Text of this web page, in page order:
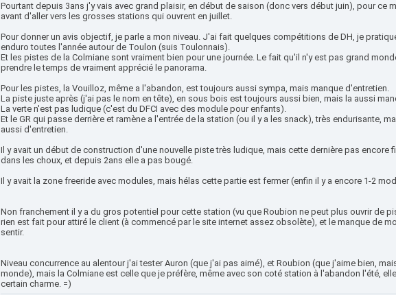
Pourtant depuis 3ans j'y vais avec grand plaisir, en début de saison (donc vers début juin), pour ce
avant d'aller vers les grosses stations qui ouvrent en juillet.
Pour donner un avis objectif, je parle a mon niveau. J'ai fait quelques compétitions de DH, je
enduro toutes l'année autour de Toulon (suis Toulonnais).
Et les pistes de la Colmiane sont vraiment bien pour une journée. Le fait qu'il n'y est pas grand
prendre le temps de vraiment apprécié le panorama.
Pour les pistes, la Vouilloz, même a l'abandon, est toujours aussi sympa, mais manque d'entretien.
La piste juste après (j'ai pas le nom en tête), en sous bois est toujours aussi bien, mais la aussi
La verte n'est pas ludique (c'est du DFCI avec des module pour enfants).
Et le GR qui passe derrière et ramène a l'entrée de la station (ou il y a les snack), très endurisante,
aussi d'entretien.
Il y avait un début de construction d'une nouvelle piste très ludique, mais cette dernière pas encore
dans les choux, et depuis 2ans elle a pas bougé.
Il y avait la zone freeride avec modules, mais hélas cette partie est fermer (enfin il y a encore 1-2
Non franchement il y a du gros potentiel pour cette station (vu que Roubion ne peut plus ouvrir de
rien est fait pour attiré le client (à commencé par le site internet assez obsolète), et le manque de
sentir.
Niveau concurrence au alentour j'ai tester Auron (que j'ai pas aimé), et Roubion (que j'aime bien,
monde), mais la Colmiane est celle que je préfère, même avec son coté station à l'abandon l'été,
certain charme. =)